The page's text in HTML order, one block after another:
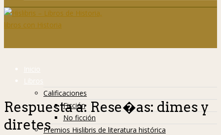
Inicio
Libros
Calificaciones
Ficción
No ficción
Premios Hislibris de literatura histórica
Respuesta a: Rese�as: dimes y
diretes